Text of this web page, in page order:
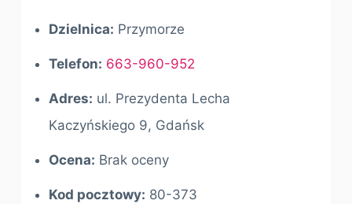
Dzielnica: Przymorze
Telefon: 663-960-952
Adres: ul. Prezydenta Lecha
Kaczyńskiego 9, Gdańsk
Ocena: Brak oceny
Kod pocztowy: 80-373